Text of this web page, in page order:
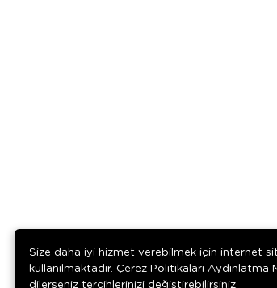
Size daha iyi hizmet verebilmek için internet
kullanılmaktadır. Çerez Politikaları Aydınlatma
dilerseniz tercihlerinizi değiştirebilirsiniz.